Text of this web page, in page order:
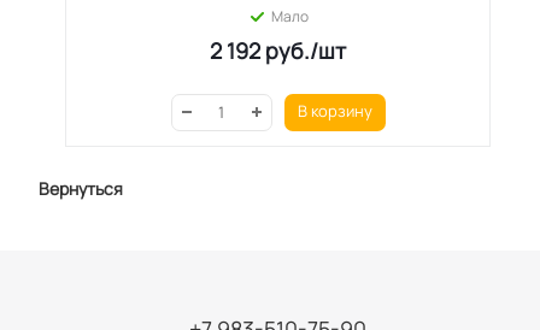
Мало
2 192руб./шт
В корзину
Вернуться